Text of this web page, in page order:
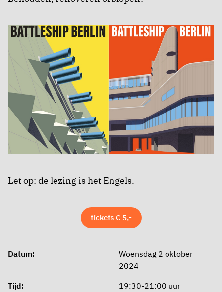
Let op: de lezing is het Engels.
tickets € 5,-
Datum:
Woensdag 2 oktober
2024
Tijd:
19:30-21:00 uur